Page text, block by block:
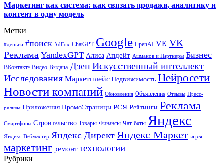
Маркетинг как система: как связать продажи, аналитику и
контент в одну модель
Метки
#деньги #поиск AdFox ChatGPT Google OpenAI VK VK
Реклама YandexGPT Алиса Апдейт Ашманов и Партнеры Бизнес
ВКонтакте Видео Выдача ДзенИскусственный интеллект
Исследования Маркетплейс Недвижимость Нейросети
Новости компаний Обновления Объявления Отзывы Пресс-
релизы Приложения ПромоСтраницы РСЯ Рейтинги Реклама
Смартфоны Строительство Товары Финансы Чат-боты Яндекс
Яндекс.Вебмастер Яндекс Директ Яндекс Маркет игры
маркетинг ремонт технологии
Рубрики